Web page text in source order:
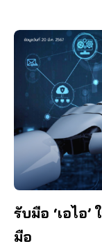
รับมือ ‘เอไอ
มือ